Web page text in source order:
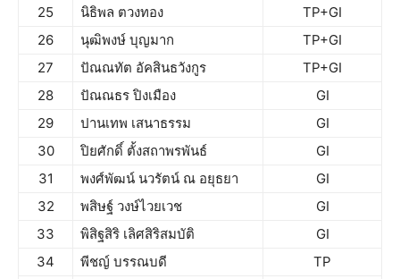
25
นิธิพล ตวงทอง
TP+GI
26
นุฒิพงษ์ บุญมาก
TP+GI
27
ปัณณทัต อัคสินธวังกูร
TP+GI
28
ปัณณธร ปิงเมือง
GI
29
ปานเทพ เสนาธรรม
GI
30
ปิยศักดิ์ ตั้งสถาพรพันธ์
GI
31
พงศ์พัฒน์ นวรัตน์ ณ อยุธยา
GI
32
พสิษฐ์ วงษ์ไวยเวช
GI
33
พิสิฐสิริ เลิศสิริสมบัติ
GI
34
พีชญ์ บรรณบดี
TP